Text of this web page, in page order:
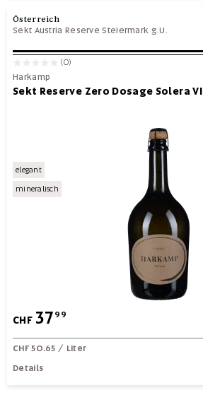
Österreich
Sekt Austria Reserve Steiermark g.U.
(0)
Harkamp
Sekt Reserve Zero Dosage Solera VI
elegant
mineralisch
CHF 3799
CHF 50.65 / Liter
Details